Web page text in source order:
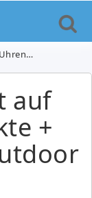
auf
+